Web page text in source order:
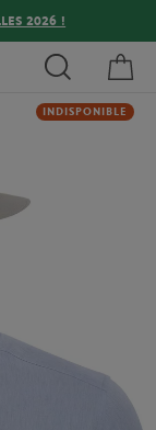
2026 !
INDISPONIBLE